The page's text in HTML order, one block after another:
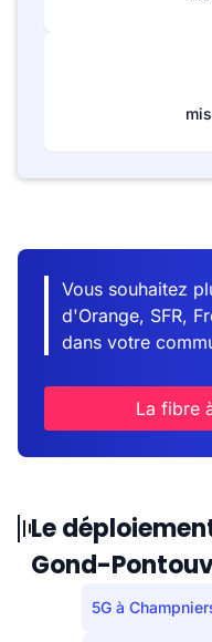
Vous souhaitez
d'Orange, SFR,
dans votre
La fibre
Le
Gond-
5G à